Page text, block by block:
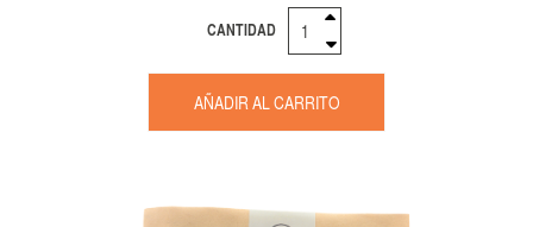
CANTIDAD
AÑADIR AL CARRITO